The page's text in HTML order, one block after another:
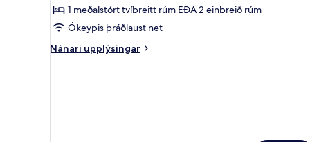
1 meðalstórt tvíbreitt rúm EÐA 2 einbreið rúm
Ókeypis þráðlaust net
Nánari upplýsingar
Nánari